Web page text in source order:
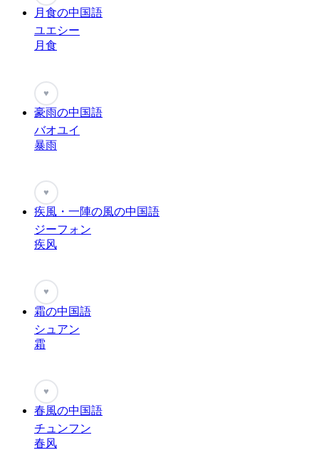
月食の中国語
ユエシー
月食
♥
豪雨の中国語
バオユイ
暴雨
♥
疾風・一陣の風の中国語
ジーフォン
疾风
♥
霜の中国語
シュアン
霜
♥
春風の中国語
チュンフン
春风